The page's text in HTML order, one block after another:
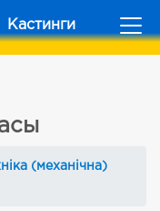
Кастинги
(механічна)